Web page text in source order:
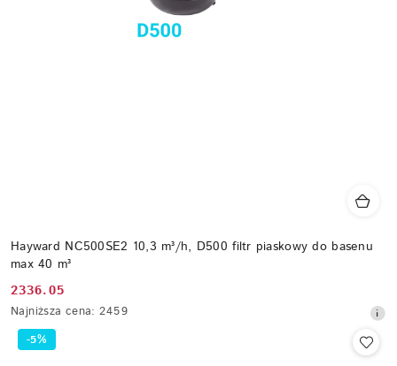
Hayward NC500SE2 10,3 m³/h, D500 filtr piaskowy do basenu
max 40 m³
Cena
promocyjna:
2336.05
Najniższa
cena
Najniższa cena: 2459
-5%